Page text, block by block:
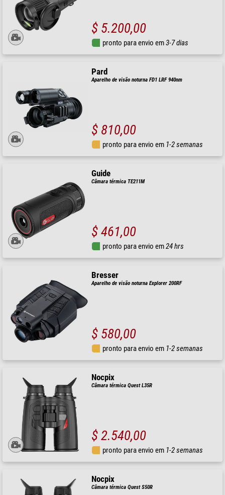
$ 5.200,00
pronto para envio em3-7 dias
Pard
Aparelho de visão noturna FD1 LRF 940nm
$ 810,00
pronto para envio em 1-2 semanas
Guide
Câmara térmica TE211M
$ 461,00
pronto para envio em24 hrs
Bresser
Aparelho de visão noturna Explorer 200RF
$ 580,00
pronto para envio em 1-2 semanas
Nocpix
Câmara térmica Quest L35R
$ 2.540,00
pronto para envio em 1-2 semanas
Nocpix
Câmara térmica Quest S50R